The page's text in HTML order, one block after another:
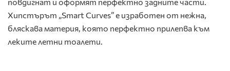
Хипстърът „Smart Curves” е изработен от нежна,
бляскава материя, която перфектно прилепва към
леките летни тоалети.